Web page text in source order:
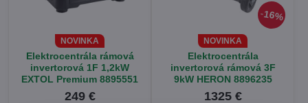
NOVINKA
Elektrocentrála rámová
invertorová 1F 1,2kW
EXTOL Premium 8895551
249 €
16%
NOVINKA
Elektrocentrála
invertorová rámová 3F
9kW HERON 8896235
1325 €